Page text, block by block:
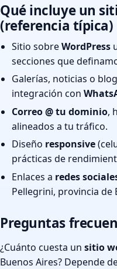
Qué incluye un
(referencia típica)
Sitio sobreWordPress
secciones que
Galerías, noticias o
integración con
Correo @ tu dominio,
alineados a tu tráfico.
Diseño responsive
prácticas de
Enlaces a redes
Pellegrini, provincia de
Preguntas
¿Cuánto cuesta un sitio
Buenos Aires? Depende